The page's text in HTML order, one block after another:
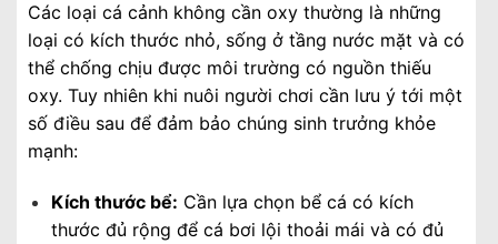
Các loại cá cảnh không cần oxy thường là những
loại có kích thước nhỏ, sống ở tầng nước mặt và có
thể chống chịu được môi trường có nguồn thiếu
oxy. Tuy nhiên khi nuôi người chơi cần lưu ý tới một
số điều sau để đảm bảo chúng sinh trưởng khỏe
mạnh:
Kích thước bể: Cần lựa chọn bể cá có kích
thước đủ rộng để cá bơi lội thoải mái và có đủ